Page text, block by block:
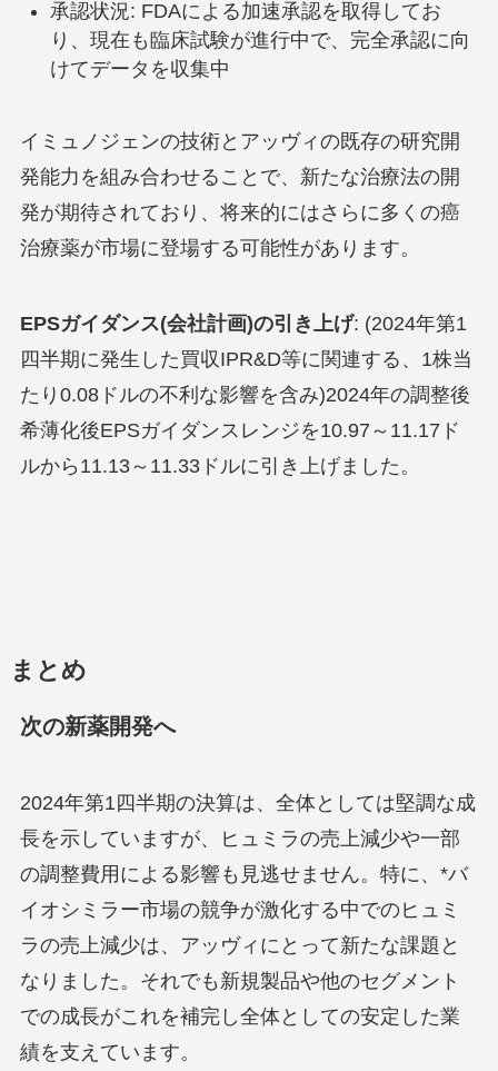
承認状況: FDAによる加速承認を取得してお
り、現在も臨床試験が進行中で、完全承認に向
けてデータを収集中
イミュノジェンの技術とアッヴィの既存の研究開
発能力を組み合わせることで、新たな治療法の開
発が期待されており、将来的にはさらに多くの癌
治療薬が市場に登場する可能性があります。
EPSガイダンス(会社計画)の引き上げ: (2024年第1
四半期に発生した買収IPR&D等に関連する、1株当
たり0.08ドルの不利な影響を含み)2024年の調整後
希薄化後EPSガイダンスレンジを10.97～11.17ド
ルから11.13～11.33ドルに引き上げました。
まとめ
次の新薬開発へ
2024年第1四半期の決算は、全体としては堅調な成
長を示していますが、ヒュミラの売上減少や一部
の調整費用による影響も見逃せません。特に、*バ
イオシミラー市場の競争が激化する中でのヒュミ
ラの売上減少は、アッヴィにとって新たな課題と
なりました。それでも新規製品や他のセグメント
での成長がこれを補完し全体としての安定した業
績を支えています。